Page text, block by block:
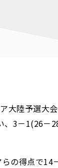
大陸予選大
3－1(26－
の得点で